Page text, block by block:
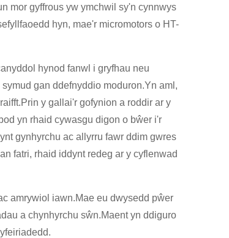
mor gyffrous yw ymchwil sy'n cynnwys
hyn, mae'r micromotors o HT-
hynod fanwl i gryfhau neu
gan ddefnyddio moduron.Yn aml,
y gallai'r gofynion a roddir ar y
yn rhaid cywasgu digon o bŵer i'r
gynhyrchu ac allyrru fawr ddim gwres
fatri, rhaid iddynt redeg ar y cyflenwad
amrywiol iawn.Mae eu dwysedd pŵer
a chynhyrchu sŵn.Maent yn ddiguro